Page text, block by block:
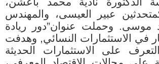
عبير العيسى، والمهندس
موسى. وحملت عنوان”دور ريادة
في الاستثمارات النسائي, وهدفت
على الاستثمارات الحديثة